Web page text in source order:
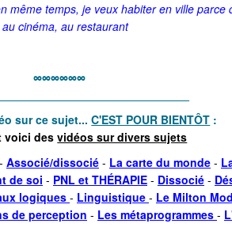
même temps, je veux habiter en ville parce
cinéma, au restaurant
∞∞∞∞∞∞
sur ce sujet...C'EST POUR BIENTÔT :
voici desvidéos sur divers sujets
- Associé/dissocié - La carte du monde -
de soi - PNL et THÉRAPIE - Dissocié -
logiques- Linguistique - Le Milton
de perception - Les métaprogrammes -